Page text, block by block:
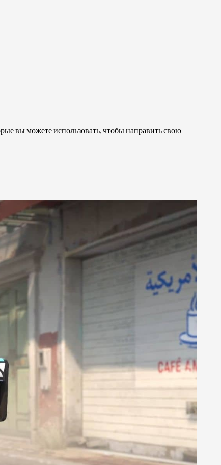
вы можете использовать, чтобы направить свою